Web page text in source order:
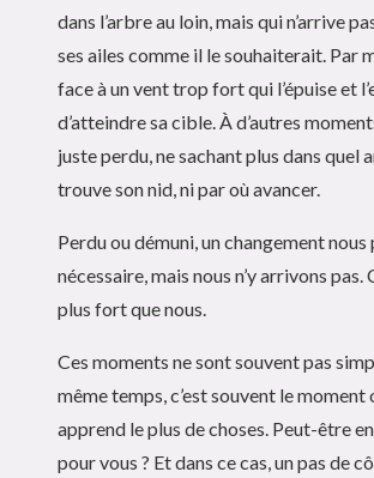
dans l’arbre au loin, mais qui n’arrive
ses ailes comme il le souhaiterait. Par
face à un vent trop fort qui l’épuise et
d’atteindre sa cible. À d’autres
juste perdu, ne sachant plus dans quel
trouve son nid, ni par où avancer.
Perdu ou démuni, un changement
nécessaire, mais nous n’y arrivons pas.
plus fort que nous.
Ces moments ne sont souvent pas
même temps, c’est souvent le moment
apprend le plus de choses. Peut-être
pour vous ? Et dans ce cas, un pas de